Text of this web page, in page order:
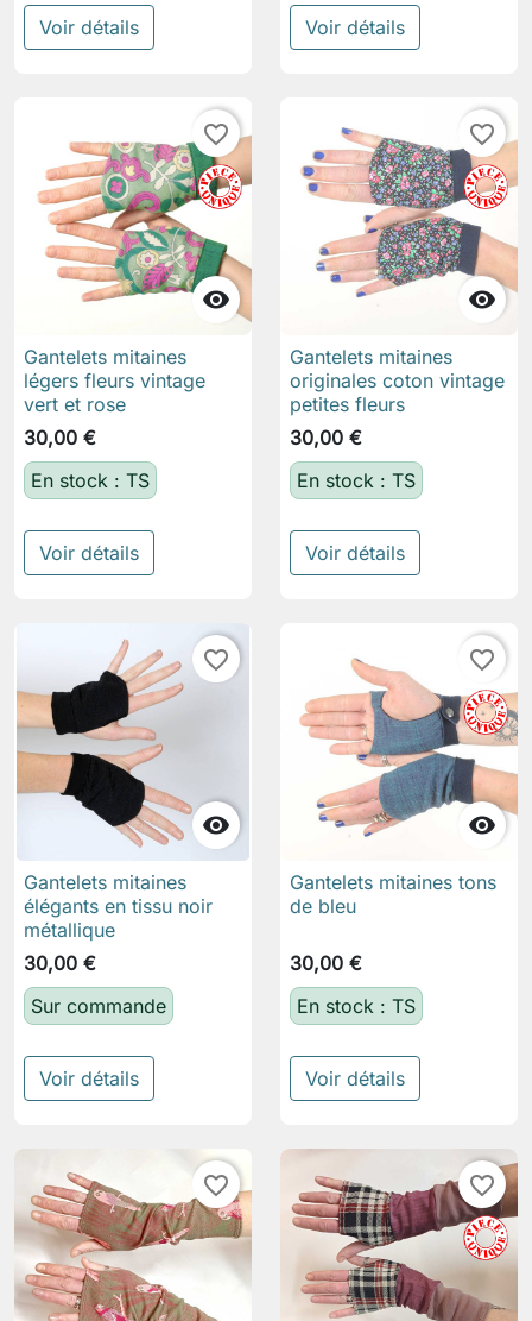
Voir détails Voir détails

favorite_border
Gantelets mitaines
légers fleurs vintage
vert et rose
30,00 €
En stock : TS
Voir détails

favorite_border
Gantelets mitaines
originales coton vintage
petites fleurs
30,00 €
En stock : TS
Voir détails

favorite_border
Gantelets mitaines
élégants en tissu noir
métallique
30,00 €
Sur commande
Voir détails

favorite_border
Gantelets mitaines tons
de bleu
30,00 €
En stock : TS
Voir détails
favorite_border favorite_border